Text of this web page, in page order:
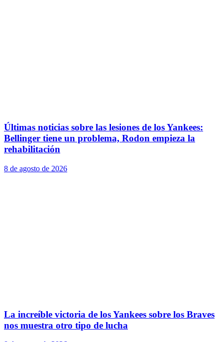
Últimas noticias sobre las lesiones de los Yankees:
Bellinger tiene un problema, Rodon empieza la
rehabilitación
8 de agosto de 2026
La increíble victoria de los Yankees sobre los Braves
nos muestra otro tipo de lucha